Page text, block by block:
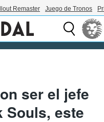
Remaster Juego de Tronos
ser el jefe
Souls, este